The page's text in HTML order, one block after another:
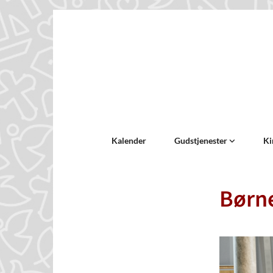
Kalender Gudstjenester